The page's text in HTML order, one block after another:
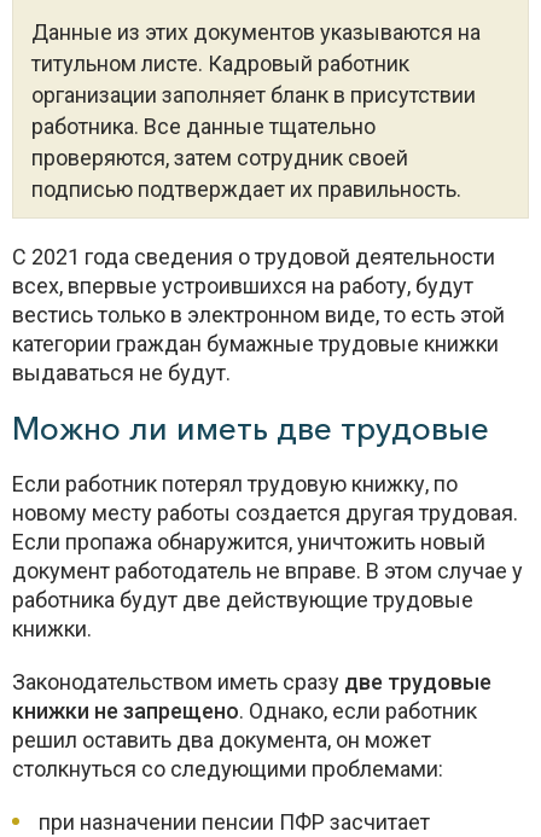
Данные из этих документов указываются на
титульном листе. Кадровый работник
организации заполняет бланк в присутствии
работника. Все данные тщательно
проверяются, затем сотрудник своей
подписью подтверждает их правильность.
С 2021 года сведения о трудовой деятельности
всех, впервые устроившихся на работу, будут
вестись только в электронном виде, то есть этой
категории граждан бумажные трудовые книжки
выдаваться не будут.
Можно ли иметь две трудовые
Если работник потерял трудовую книжку, по
новому месту работы создается другая трудовая.
Если пропажа обнаружится, уничтожить новый
документ работодатель не вправе. В этом случае у
работника будут две действующие трудовые
книжки.
Законодательством иметь сразу две трудовые
книжки не запрещено. Однако, если работник
решил оставить два документа, он может
столкнуться со следующими проблемами:
при назначении пенсии ПФР засчитает